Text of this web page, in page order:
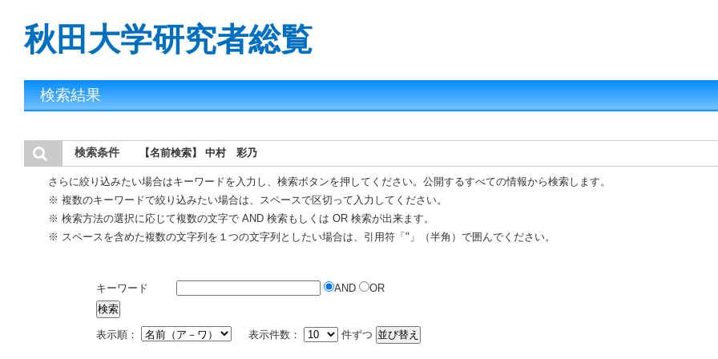
秋田大学研究者総覧
検索結果
検索条件 【名前検索】 中村 彩乃
さらに絞り込みたい場合はキーワードを入力し、検索ボタンを押してください。公開するすべての情報から検索します。
※ 複数のキーワードで絞り込みたい場合は、スペースで区切って入力してください。
※ 検索方法の選択に応じて複数の文字で AND 検索もしくは OR 検索が出来ます。
※ スペースを含めた複数の文字列を１つの文字列としたい場合は、引用符「"」（半角）で囲んでください。
キーワード AND OR
表示順： 表示件数： 件ずつ